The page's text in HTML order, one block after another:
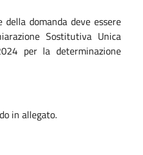
domanda deve essere
Sostitutiva Unica
per la determinazione
in allegato.